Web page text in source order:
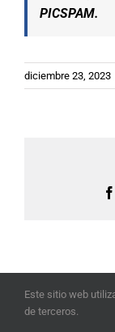
PICSPAM.
diciembre 23, 2023
Este sitio web
de terceros.